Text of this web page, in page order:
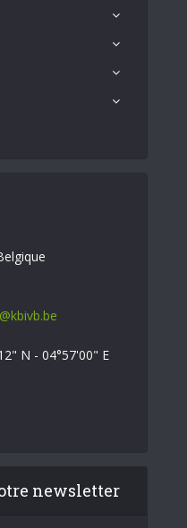
N - 04°57'00" E
newsletter